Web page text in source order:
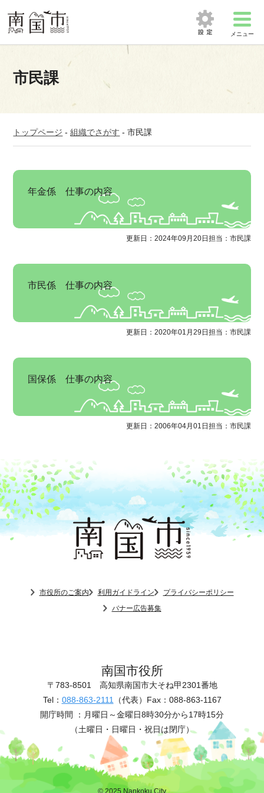
メニュー
市民課
トップページ -組織でさがす -市民課
年金係 仕事の内容
更新日：2024年09月20日 担当：市民課
市民係 仕事の内容
更新日：2020年01月29日 担当：市民課
国保係 仕事の内容
更新日：2006年04月01日 担当：市民課
市役所のご案内 利用ガイドライン
プライバシーポリシー
バナー広告募集
南国市役所
〒783-8501 高知県南国市大そね甲2301番地
Tel： 088-863-2111 （代表） Fax：088-863-1167
開庁時間 ： 月曜日～金曜日8時30分から17時15分
（土曜日・日曜日・祝日は閉庁）
© 2025 Nankoku City